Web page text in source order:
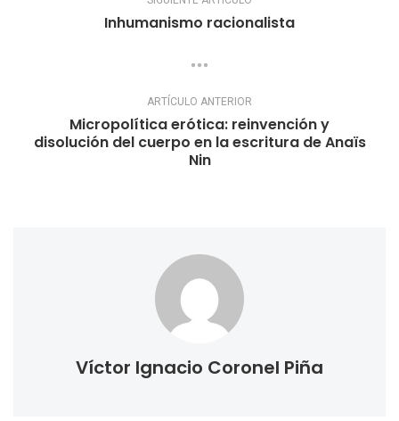
Inhumanismo racionalista
ARTÍCULO ANTERIOR
Micropolítica erótica: reinvención y
disolución del cuerpo en la escritura de Anaïs
Nin
Víctor Ignacio Coronel Piña